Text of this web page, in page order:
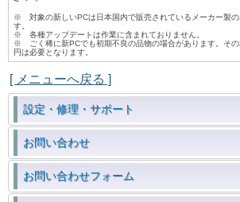
※ 対象の新しいPCは日本国内で販売されているメーカー製の
す。
※ 各種アップデートは作業に含まれておりません。
※ ごく稀に新PCでも初期不良の品物の場合があります。そ
円は必要となります。
[ メニューへ戻る ]
設定・修理・サポート
お問い合わせ
お問い合わせフォーム